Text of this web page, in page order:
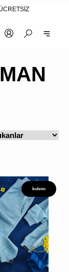
ÜRÜN
İndirim